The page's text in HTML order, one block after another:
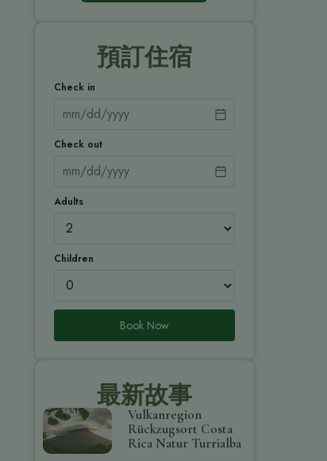
預訂住宿
Check in
Check out
Adults
Children
Book Now
最新故事
Vulkanregion
Rückzugsort Costa
Rica Natur Turrialba